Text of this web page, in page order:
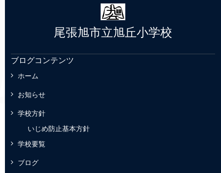
尾張旭市立旭丘小学校
ブログコンテンツ
ホーム
お知らせ
学校方針
いじめ防止基本方針
学校要覧
ブログ